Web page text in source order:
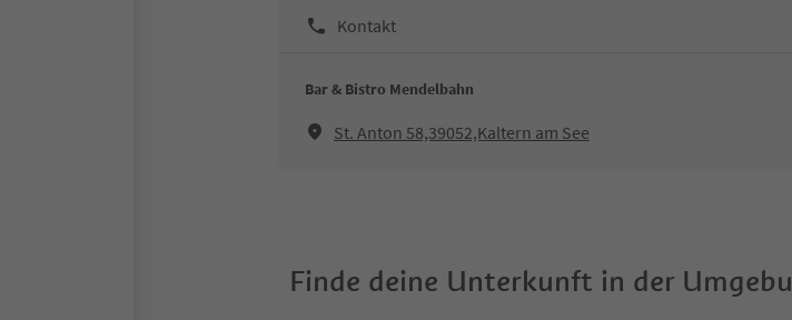
Kontakt
Bar & Bistro Mendelbahn
St. Anton 58,39052,Kaltern am See
Finde deine Unterkunft in der